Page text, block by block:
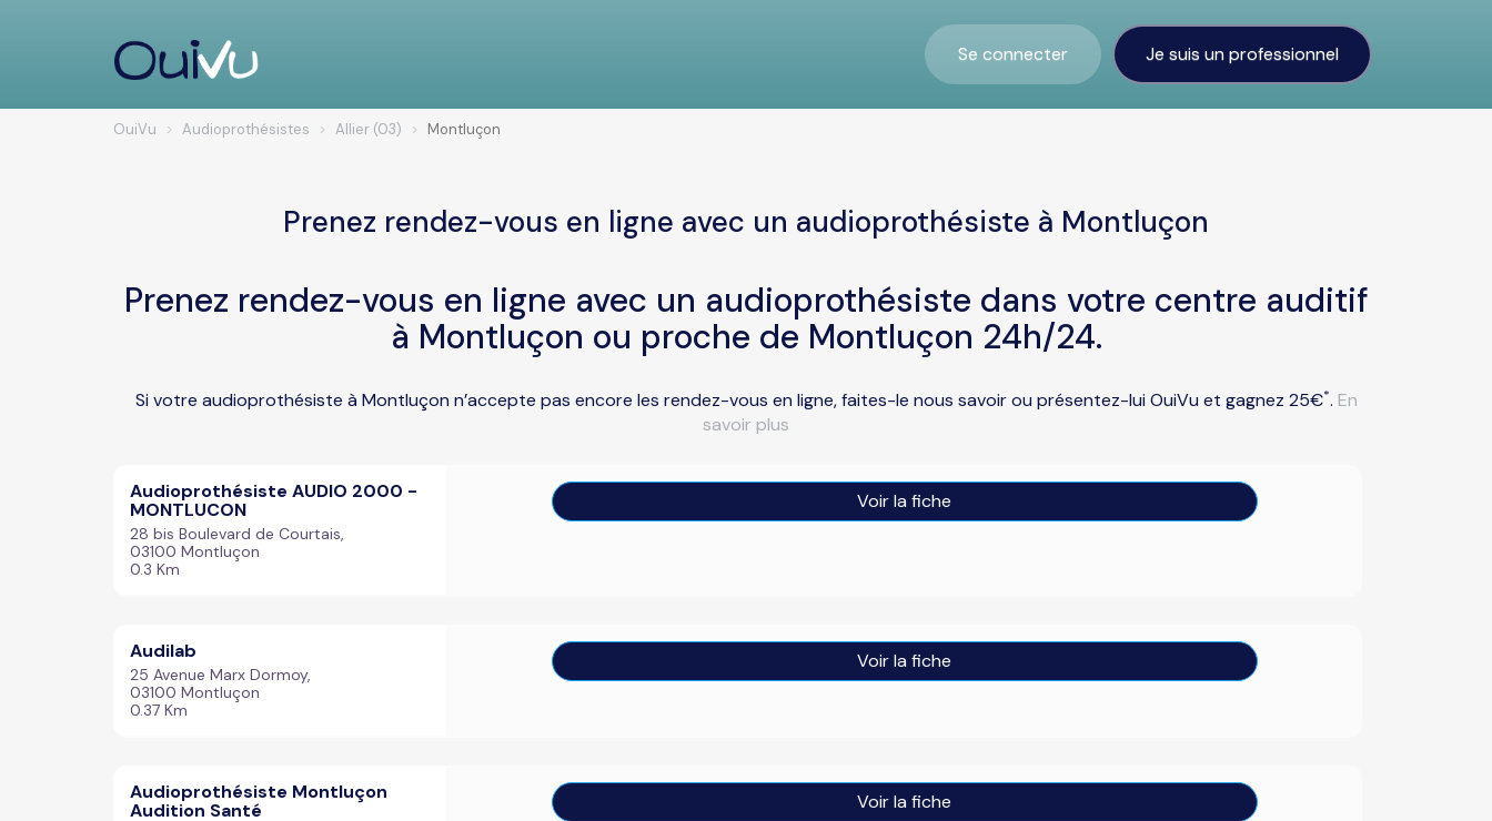
Se connecter Je suis un professionnel
OuiVu Audioprothésistes Allier (03) Montluçon
Prenez rendez-vous en ligne avec un audioprothésiste à Montluçon
Prenez rendez-vous en ligne avec un audioprothésiste dans votre centre auditif
à Montluçon ou proche de Montluçon 24h/24.
Si votre audioprothésiste à Montluçon n’accepte pas encore les rendez-vous en ligne, faites-le nous savoir ou présentez-lui OuiVu et gagnez 25€*. En
savoir plus
Audioprothésiste AUDIO 2000 -
MONTLUCON
28 bis Boulevard de Courtais,
03100 Montluçon
0.3 Km
Voir la fiche
Audilab
25 Avenue Marx Dormoy,
03100 Montluçon
0.37 Km
Voir la fiche
Audioprothésiste Montluçon
Audition Santé
Voir la fiche